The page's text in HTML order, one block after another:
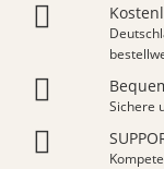
Sichere